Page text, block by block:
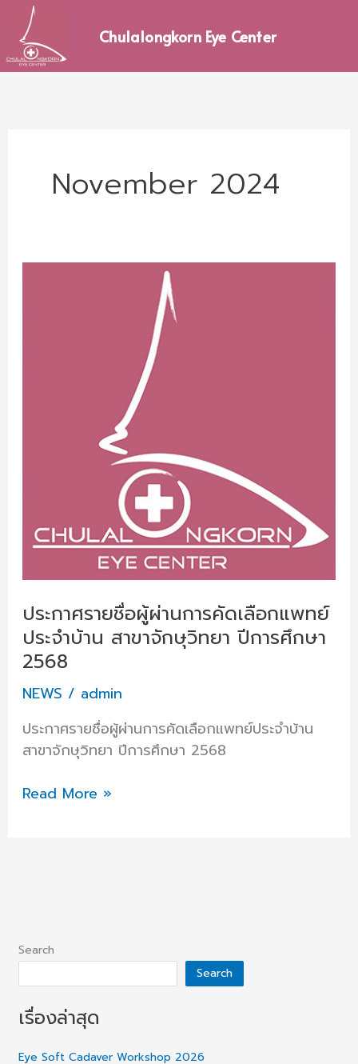
content
Chulalongkorn Eye Center
November 2024
ประกาศรายชื่อผู้ผ่านการคัดเลือกแพทย์
ประจำบ้าน สาขาจักษุวิทยา ปีการศึกษา
2568
NEWS / admin
ประกาศรายชื่อผู้ผ่านการคัดเลือกแพทย์ประจำบ้าน
สาขาจักษุวิทยา ปีการศึกษา 2568
จักษุ
วิทยา
ปี
ศึกษา
2568
Read More »
Search
Search
เรื่องล่าสุด
Eye Soft Cadaver Workshop 2026